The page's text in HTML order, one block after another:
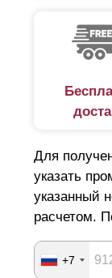
Для
указать
указанный
расчетом.
+7